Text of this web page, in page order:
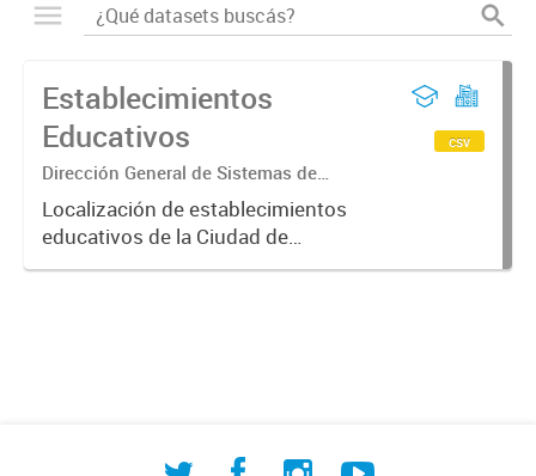
Establecimientos
Educativos
Dirección General de Sistemas de
Información Geográfica
Localización de establecimientos
educativos de la Ciudad de
Corrientes
csv